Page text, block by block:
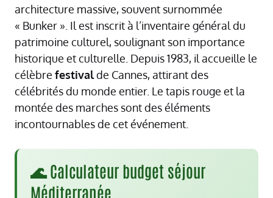
architecture massive, souvent surnommée
« Bunker ». Il est inscrit à l’inventaire général du
patrimoine culturel, soulignant son importance
historique et culturelle. Depuis 1983, il accueille le
célèbre festivalde Cannes, attirant des
célébrités du monde entier. Le tapis rouge et la
montée des marches sont des éléments
incontournables de cet événement.
🌊 Calculateur budget séjour
Méditerranée